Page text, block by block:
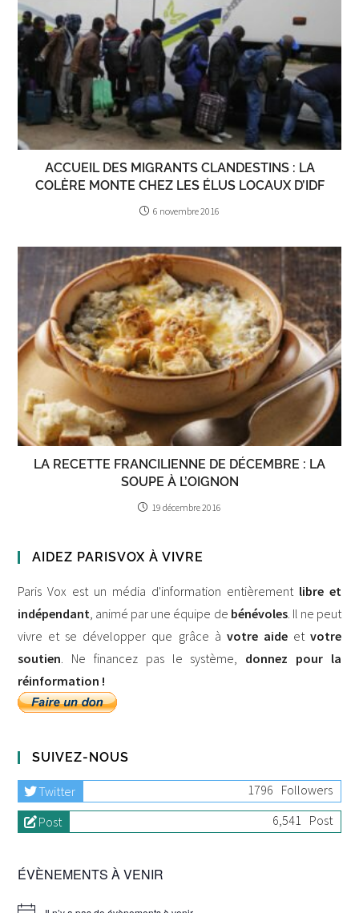
ACCUEIL DES MIGRANTS CLANDESTINS : LA
COLÈRE MONTE CHEZ LES ÉLUS LOCAUX D’IDF
6 novembre 2016
LA RECETTE FRANCILIENNE DE DÉCEMBRE : LA
SOUPE À L’OIGNON
19 décembre 2016
AIDEZ PARISVOX À VIVRE
Paris Vox est un média d'information entièrement libre et
indépendant, animé par une équipe de bénévoles. Il ne peut
vivre et se développer que grâce à votre aideet votre
soutien. Ne financez pas le système, donnez pour la
réinformation !
SUIVEZ-NOUS
Twitter 1796 Followers
Post
6,541 Post
ÉVÈNEMENTS À VENIR